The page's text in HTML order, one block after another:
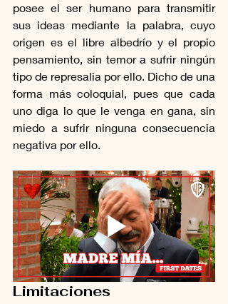
posee el ser humano para transmitir
sus ideas mediante la palabra, cuyo
origen es el libre albedrío y el propio
pensamiento, sin temor a sufrir ningún
tipo de represalia por ello. Dicho de una
forma más coloquial, pues que cada
uno diga lo que le venga en gana, sin
miedo a sufrir ninguna consecuencia
negativa por ello.
Limitaciones